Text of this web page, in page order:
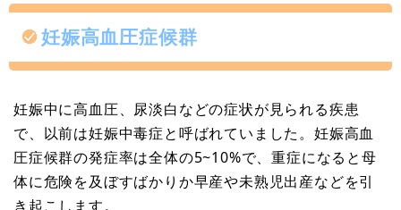
妊娠高血圧症候群
妊娠中に高血圧、尿淡白などの症状が見られる疾患
で、以前は妊娠中毒症と呼ばれていました。妊娠高血
圧症候群の発症率は全体の5~10%で、重症になると母
体に危険を及ぼすばかりか早産や未熟児出産などを引
き起こします。